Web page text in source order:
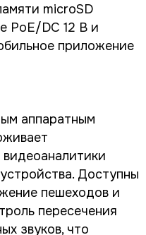
microSD
PoE/DC 12 В и
приложение
аппаратным
Доступны
пешеходов и
пересечения
звуков, что